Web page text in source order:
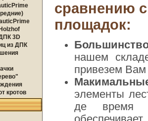
сравнению
площадок:
нашем
привезем Вам
элементы
де время
3D
из ДПК
кротов